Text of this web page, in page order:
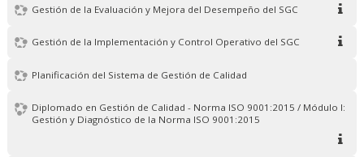
Gestión de la Evaluación y Mejora del Desempeño del SGC
Gestión de la Implementación y Control Operativo del SGC
Planificación del Sistema de Gestión de Calidad
Diplomado en Gestión de Calidad - Norma ISO 9001:2015 / Módulo I:
Gestión y Diagnóstico de la Norma ISO 9001:2015